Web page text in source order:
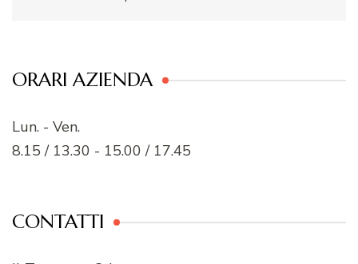
ORARI AZIENDA
Lun. - Ven.
8.15 / 13.30 - 15.00 / 17.45
CONTATTI